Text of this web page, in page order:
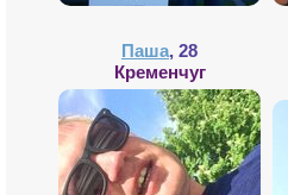
Паша, 28
Кременчуг